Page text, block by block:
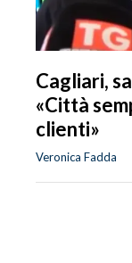
Cagliari,
«Città
clienti»
Veronica Fadda